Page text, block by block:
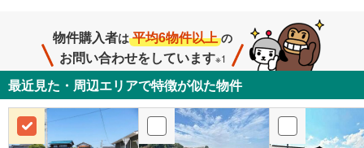
物件購入者は 平均6物件以上 の
お問い合わせをしています※1
最近見た・周辺エリアで特徴が似た物件